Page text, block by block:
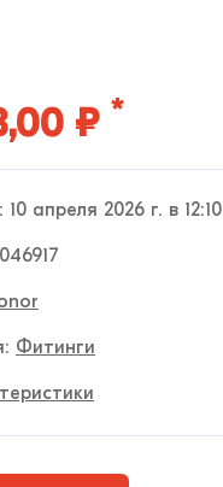
₽ *
апреля 2026 г. в 12:10
Фитинги